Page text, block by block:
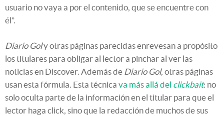
usuario no vaya a por el contenido, que se encuentre con
él”.
Diario Goly otras páginas parecidas enrevesan a propósito
los titulares para obligar al lector a pinchar al ver las
noticias en Discover. Además de Diario Gol, otras páginas
usan esta fórmula. Esta técnica va más allá del clickbait: no
solo oculta parte de la información en el titular para que el
lector haga click, sino que la redacción de muchos de sus